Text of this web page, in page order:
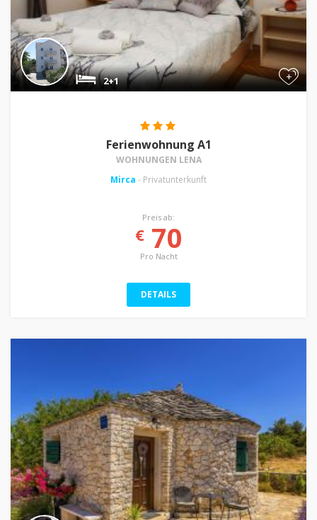
+
2+1
Ferienwohnung A1
WOHNUNGEN LENA
Mirca - Privatunterkunft
Preis ab:
€70
Pro Nacht
DETAILS